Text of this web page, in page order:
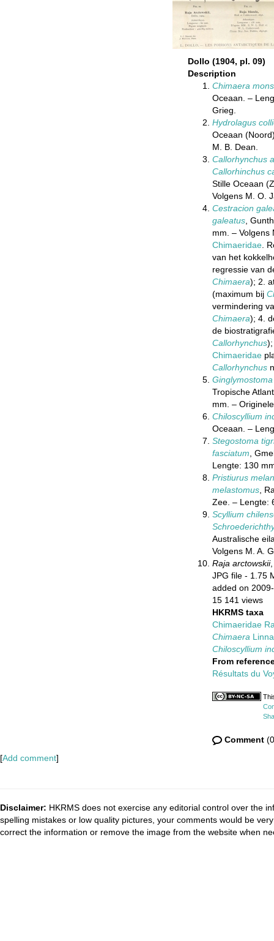
Dollo (1904, pl. 09)
Description
Chimaera
Oceaan. –
Grieg.
Hydrolagus
Oceaan
M. B. Dean.
Callorhynchus
Callorhinchus
Stille Oceaan
Volgens M. O.
Cestracion
galeatus,
mm. – Volgens
Chimaeridae.
van het
regressie van
Chimaera); 2.
(maximum bij
vermindering
Chimaera); 4.
de
Callorhynchus);
Chimaeridae
Callorhynchus
Tropische
mm. –
Chiloscyllium
Oceaan. –
Stegostoma
fasciatum ,
Lengte: 130
Pristiurus
melastomus,
Zee. – Lengte:
Scyllium
Australische
Volgens M. A.
Raja arctowskii,
JPG file- 1.75
added on
15 141 views
HKRMS taxa
Chimaeridae
Chimaera
Chiloscyllium
From
Résultats du
Comment
[Add comment]
Disclaimer: HKRMS does not exercise any editorial control over the
spelling mistakes or low quality pictures, your comments would be
correct the information or remove the image from the website when